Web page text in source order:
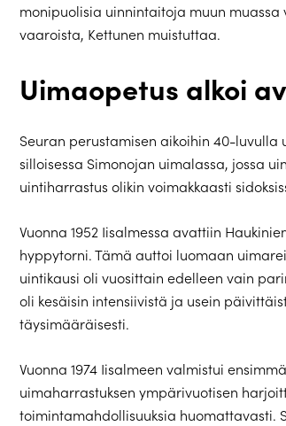
monipuolisia uinnintaitoja muun
vaaroista, Kettunen muistuttaa.
Uimaopetus alkoi
Seuran perustamisen aikoihin 40-
silloisessa Simonojan uimalassa, jossa
uintiharrastus olikin voimakkaasti
Vuonna 1952 Iisalmessa avattiin
hyppytorni. Tämä auttoi luomaan
uintikausi oli vuosittain edelleen vain
oli kesäisin intensiivistä ja usein
täysimääräisesti.
Vuonna 1974 Iisalmeen valmistui
uimaharrastuksen ympärivuotisen
toimintamahdollisuuksia huomattavasti.